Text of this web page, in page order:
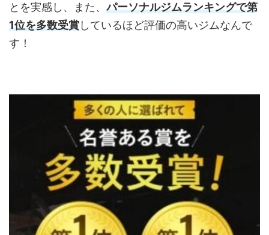
とを実感し、また、パーソナルジムランキングで第
1位を多数受賞しているほど評価の高いジムなんで
す！